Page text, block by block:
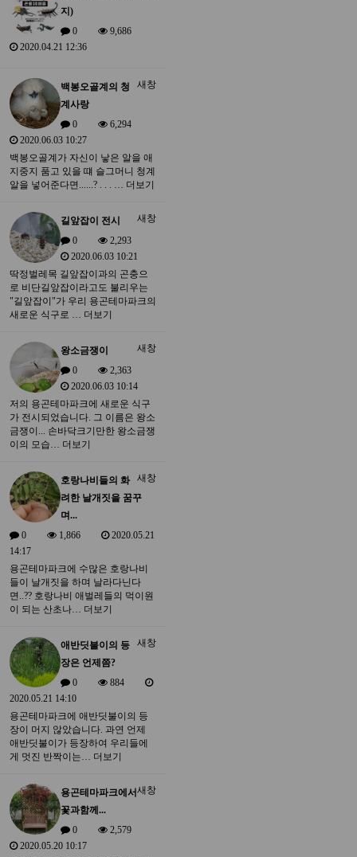
지)
0
9,686
2020.04.21 12:36
새창
백봉오골계의 청
계사랑
0
6,294
2020.06.03 10:27
백봉오골계가 자신이 낳은 알을 애
지중지 품고 있을 떄 슬그머니 청계
알을 넣어준다면......? . . . … 더보기
새창
길앞잡이 전시
0
2,293
2020.06.03 10:21
딱정벌레목 길앞잡이과의 곤충으
로 비단길앞잡이라고도 불리우는
"길앞잡이"가 우리 용곤테마파크의
새로운 식구로 … 더보기
새창
왕소금쟁이
0
2,363
2020.06.03 10:14
저의 용곤테마파크에 새로운 식구
가 전시되었습니다. 그 이름은 왕소
금쟁이... 손바닥크기만한 왕소금쟁
이의 모습… 더보기
새창
호랑나비들의 화
려한 날개짓을 꿈꾸
며...
0
1,866
2020.05.21
14:17
용곤테마파크에 수많은 호랑나비
들이 날개짓을 하며 날라다닌다
면..?? 호랑나비 애벌레들의 먹이원
이 되는 산초나… 더보기
새창
애반딧불이의 등
장은 언제쯤?
0
884
2020.05.21 14:10
용곤테마파크에 애반딧불이의 등
장이 머지 않았습니다. 과연 언제
애반딧불이가 등장하여 우리들에
게 멋진 반짝이는… 더보기
새창
용곤테마파크에서
꽃과함께...
0
2,579
2020.05.20 10:17